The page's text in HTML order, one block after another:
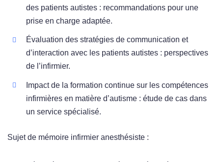
des patients autistes : recommandations pour une
prise en charge adaptée.
Évaluation des stratégies de communication et
d’interaction avec les patients autistes : perspectives
de l’infirmier.
Impact de la formation continue sur les compétences
infirmières en matière d’autisme : étude de cas dans
un service spécialisé.
Sujet de mémoire infirmier anesthésiste :